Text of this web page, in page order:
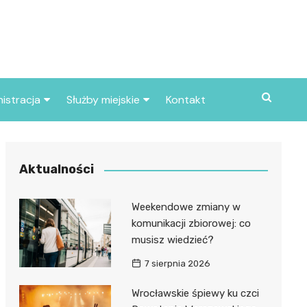
miasta
Służby miejskie
Policja
Kontakt
Aktualności
Weekendowe zmiany w
komunikacji zbiorowej: co
musisz wiedzieć?
7 sierpnia 2026
Wrocławskie śpiewy ku czci